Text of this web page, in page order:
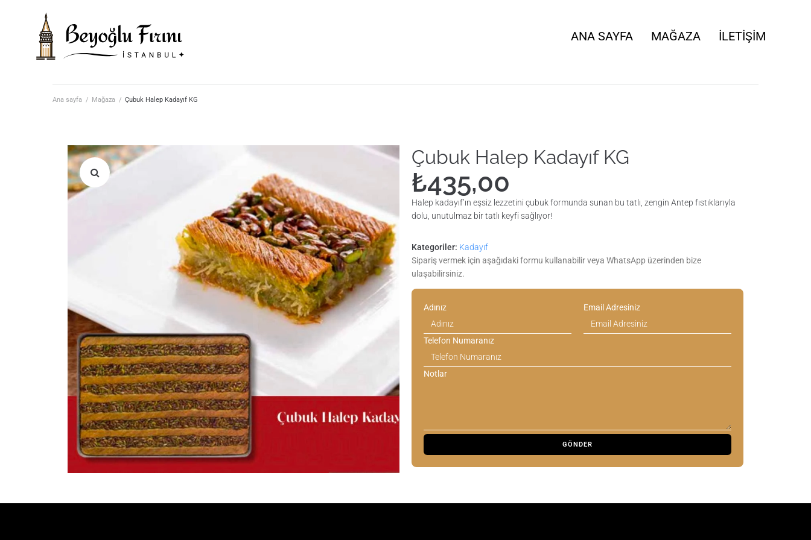
ANA SAYFA MAĞAZA İLETIŞIM
Ana sayfa / Mağaza / Çubuk Halep Kadayıf KG
Çubuk Halep Kadayıf KG
₺435,00
Halep kadayıf’ın eşsiz lezzetini çubuk formunda sunan bu tatlı, zengin Antep fıstıklarıyla
dolu, unutulmaz bir tatlı keyfi sağlıyor!
Kategoriler: Kadayıf
Sipariş vermek için aşağıdaki formu kullanabilir veya WhatsApp üzerinden bize
ulaşabilirsiniz.
Adınız Email Adresiniz
Telefon Numaranız
Notlar